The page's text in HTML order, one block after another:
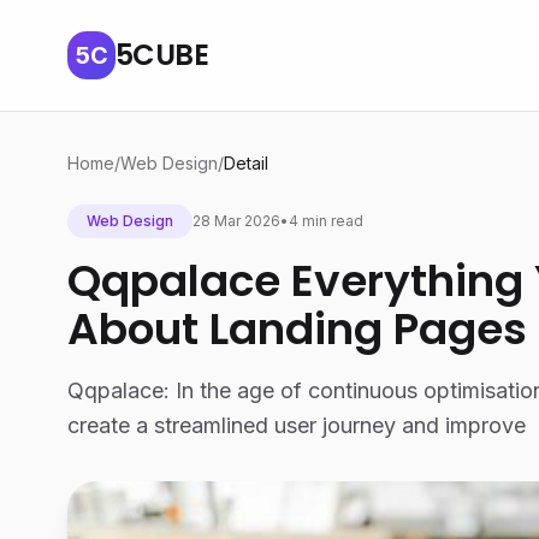
5C 5CUBE
Home/Web Design/Detail
Web Design 28 Mar 2026• 4 min read
Qqpalace Everything
About Landing Pages
Qqpalace: In the age of continuous
create a streamlined user journey and improve